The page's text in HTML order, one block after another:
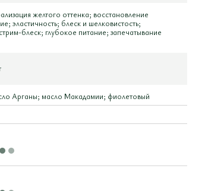
желтого оттенка; восстановление
эластичность; блеск и шелковистость;
блеск; глубокое питание; запечатывание
Арганы; масло Макадамии; фиолетовый